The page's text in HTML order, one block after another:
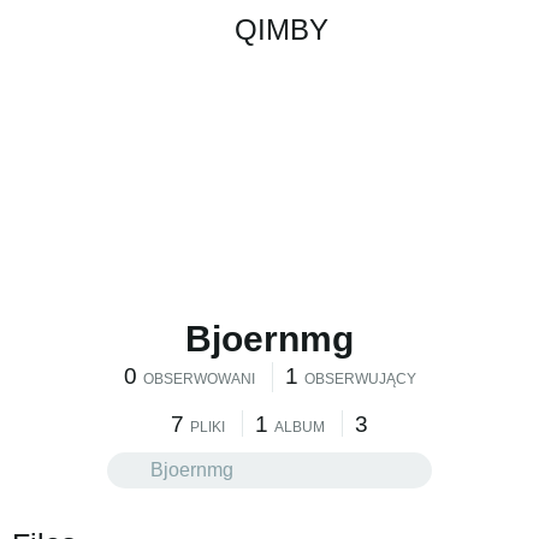
QIMBY
Bjoernmg
0 OBSERWOWANI 1 OBSERWUJĄCY
7 PLIKI 1 ALBUM 3